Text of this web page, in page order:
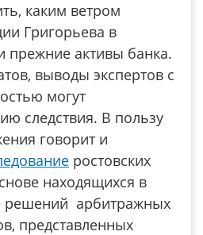
каким ветром
Григорьева в
прежние активы банка.
выводы экспертов с
могут
следствия. В пользу
говорит и
ростовских
находящихся в
решений арбитражных
представленных